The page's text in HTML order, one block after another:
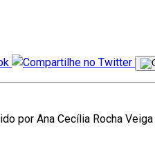
por Ana Cecília Rocha Veiga